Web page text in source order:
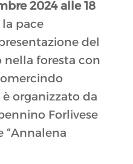
2024 alle 18
pace
del
nella foresta con
è organizzato da
Forlivese
“Annalena